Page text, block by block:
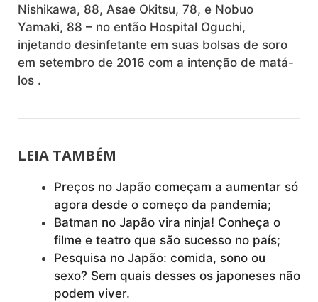
Nishikawa, 88, Asae Okitsu, 78, e Nobuo
Yamaki, 88 – no então Hospital Oguchi,
injetando desinfetante em suas bolsas de soro
em setembro de 2016 com a intenção de matá-
los .
LEIA TAMBÉM
Preços no Japão começam a aumentar só
agora desde o começo da pandemia;
Batman no Japão vira ninja! Conheça o
filme e teatro que são sucesso no país;
Pesquisa no Japão: comida, sono ou
sexo? Sem quais desses os japoneses não
podem viver.